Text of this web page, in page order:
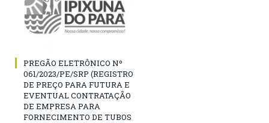
PREGÃO ELETRÔNICO Nº
061/2023/PE/SRP (REGISTRO
DE PREÇO PARA FUTURA E
EVENTUAL CONTRATAÇÃO
DE EMPRESA PARA
FORNECIMENTO DE TUBOS